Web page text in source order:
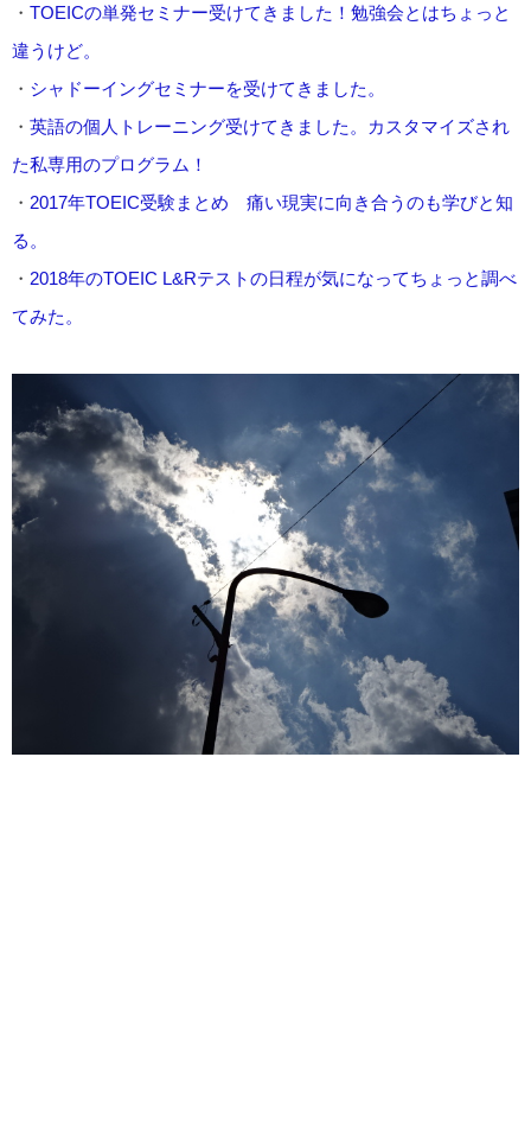
・ TOEICの単発セミナー受けてきました！勉強会とはちょっと
違うけど。
・ シャドーイングセミナーを受けてきました。
・ 英語の個人トレーニング受けてきました。カスタマイズされ
た私専用のプログラム！
・ 2017年TOEIC受験まとめ 痛い現実に向き合うのも学びと知
る。
・ 2018年のTOEIC L&Rテストの日程が気になってちょっと調べ
てみた。